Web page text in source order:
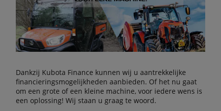
Dankzij Kubota Finance kunnen wij u aantrekkelijke
financieringsmogelijkheden aanbieden. Of het nu gaat
om een grote of een kleine machine, voor iedere wens is
een oplossing! Wij staan u graag te woord.